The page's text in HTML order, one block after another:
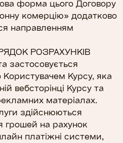
форма цього Договору
комерцію» додатково
направленням
РОЗРАХУНКІВ
застосовується
Користувачем Курсу, яка
вебсторінці Курсу та
матеріалах.
здійснюються
грошей на рахунок
платіжні системи,